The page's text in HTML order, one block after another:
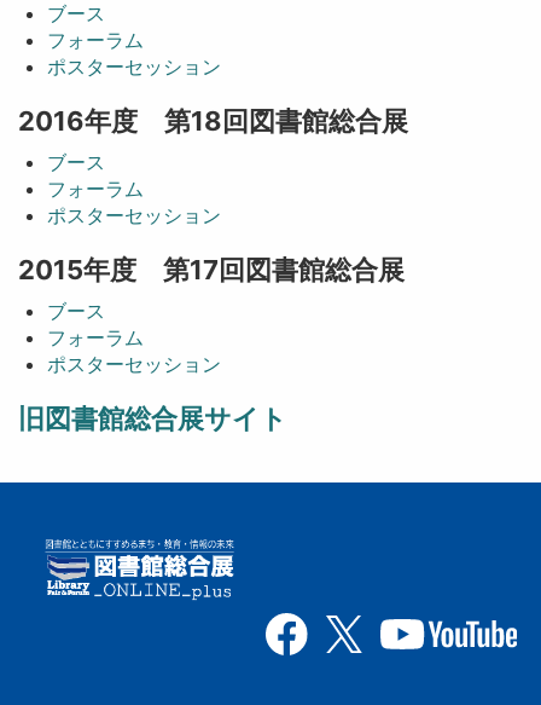
ブース
フォーラム
ポスターセッション
2016年度 第18回図書館総合展
ブース
フォーラム
ポスターセッション
2015年度 第17回図書館総合展
ブース
フォーラム
ポスターセッション
旧図書館総合展サイト